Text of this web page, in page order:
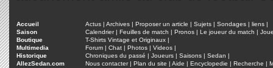
Accueil Actus | Archives | Proposer un article | Sujets | Sondages | liens |
Saison
Calendrier| Feuilles de match | Pronos | Le joueur du match |
Boutique
T-Shirts Vintage et Originaux |
Multimedia
Forum | Chat | Photos | Videos |
Historique
Chroniques du passé | Joueurs | Saisons | Sedan |
AllezSedan.com
Nous contacter| Plan du site | Aide | Encyclopedie | Recherche |